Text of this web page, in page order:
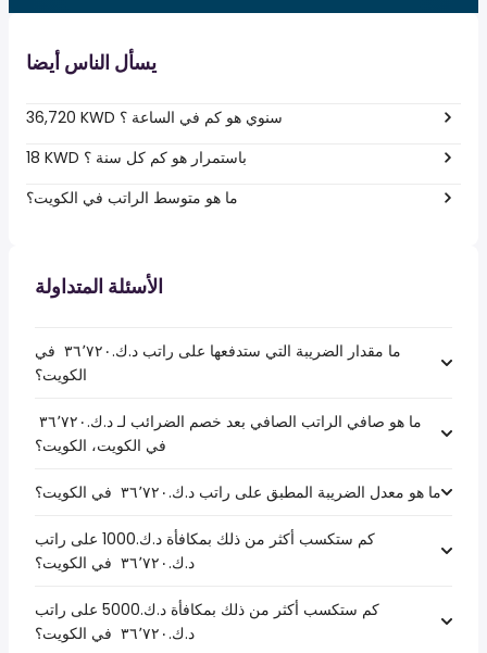
يسأل الناس أيضا
36,720 KWD سنوي هو كم في الساعة ؟
18 KWD باستمرار هو كم كل سنة ؟
ما هو متوسط الراتب في الكويت؟
الأسئلة المتداولة
ما مقدار الضريبة التي ستدفعها على راتب د.ك.‏٣٦٬٧٢٠ ‏ في
الكويت؟
في الكويت، الكويت؟
ما هو معدل الضريبة المطبق على راتب د.ك.‏٣٦٬٧٢٠ ‏ في الكويت؟
كم ستكسب أكثر من ذلك بمكافأة د.ك.1000 على راتب
د.ك.‏٣٦٬٧٢٠ ‏ في الكويت؟
كم ستكسب أكثر من ذلك بمكافأة د.ك.5000 على راتب
د.ك.‏٣٦٬٧٢٠ ‏ في الكويت؟